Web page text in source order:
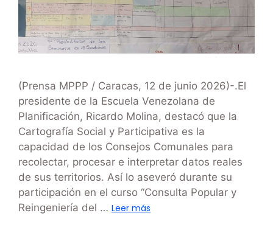
(Prensa MPPP / Caracas, 12 de junio 2026)-.El
presidente de la Escuela Venezolana de
Planificación, Ricardo Molina, destacó que la
Cartografía Social y Participativa es la
capacidad de los Consejos Comunales para
recolectar, procesar e interpretar datos reales
de sus territorios. Así lo aseveró durante su
participación en el curso “Consulta Popular y
Reingeniería del … Leer más